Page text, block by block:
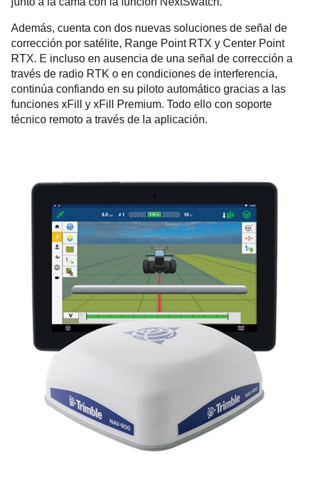
Además, cuenta con dos nuevas soluciones de señal de
corrección por satélite, Range Point RTX y Center Point
RTX. E incluso en ausencia de una señal de corrección a
través de radio RTK o en condiciones de interferencia,
continúa confiando en su piloto automático gracias a las
funciones xFill y xFill Premium. Todo ello con soporte
técnico remoto a través de la aplicación.